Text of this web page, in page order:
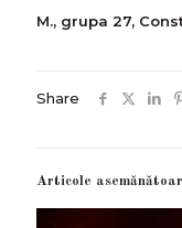
M., grupa 27,
Share
Articole